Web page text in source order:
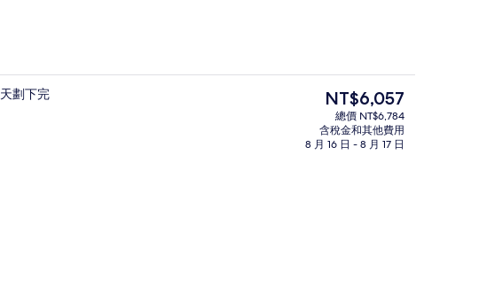
Double Room Superior | 遮光布/窗
劃下完
目
前
的
價
NT$6,057
總價 NT$6,784
含稅金和其他費用
8 月 16 日 - 8 月 17 日